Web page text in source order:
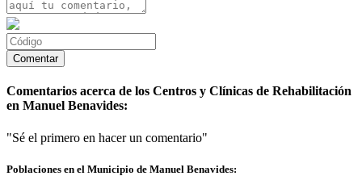
Comentarios acerca de los Centros y Clínicas de Rehabilitación
en Manuel Benavides:
"Sé el primero en hacer un comentario"
Poblaciones en el Municipio de Manuel Benavides: